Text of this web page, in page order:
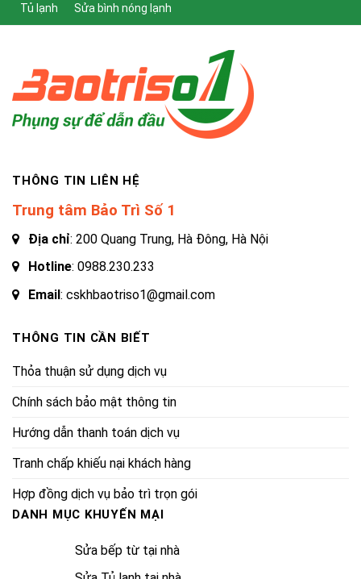
Tủ lạnh Sửa bình nóng lạnh
THÔNG TIN LIÊN HỆ
Trung tâm Bảo Trì Số 1
Địa chỉ: 200 Quang Trung, Hà Đông, Hà Nội
Hotline: 0988.230.233
Email: cskhbaotriso1@gmail.com
THÔNG TIN CẦN BIẾT
Thỏa thuận sử dụng dịch vụ
Chính sách bảo mật thông tin
Hướng dẫn thanh toán dịch vụ
Tranh chấp khiếu nại khách hàng
Hợp đồng dịch vụ bảo trì trọn gói
DANH MỤC KHUYẾN MẠI
Sửa bếp từ tại nhà